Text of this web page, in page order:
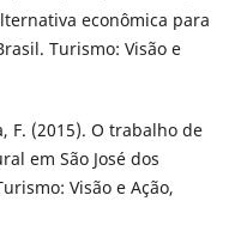
econômica para
Turismo: Visão e
F. (2015). O trabalho de
em São José dos
Visão e Ação,